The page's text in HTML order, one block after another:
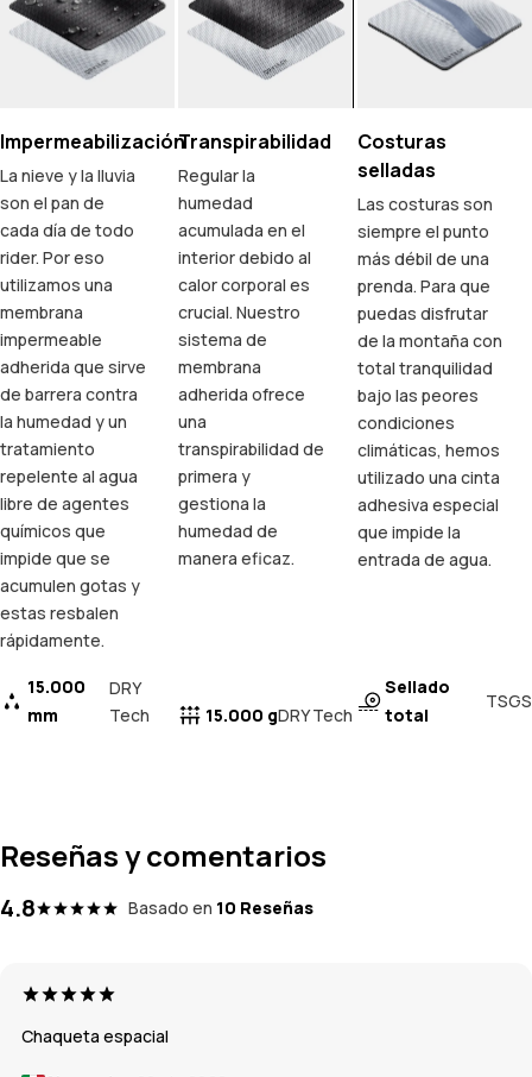
Impermeabilización
La nieve y la lluvia
son el pan de
cada día de todo
rider. Por eso
utilizamos una
membrana
impermeable
adherida que sirve
de barrera contra
la humedad y un
tratamiento
repelente al agua
libre de agentes
químicos que
impide que se
acumulen gotas y
estas resbalen
rápidamente.
15.000
mm
DRY
Tech
Transpirabilidad
Regular la
humedad
acumulada en el
interior debido al
calor corporal es
crucial. Nuestro
sistema de
membrana
adherida ofrece
una
transpirabilidad de
primera y
gestiona la
humedad de
manera eficaz.
15.000 gDRY Tech
Costuras
selladas
Las costuras son
siempre el punto
más débil de una
prenda. Para que
puedas disfrutar
de la montaña con
total tranquilidad
bajo las peores
condiciones
climáticas, hemos
utilizado una cinta
adhesiva especial
que impide la
entrada de agua.
Sellado
total
TSGS
Reseñas y comentarios
4.8 Basado en 10 Reseñas
Chaqueta espacial